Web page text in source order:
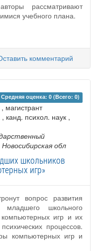
рассматривают
учебного плана.
комментарий
Средняя оценка: 0 (Всего: 0)
, магистрант
, канд. психол. наук ,
Новосибирская обл
школьников
игр»
вопрос развития
школьного
игр и их
процессов.
компьютерных игр и